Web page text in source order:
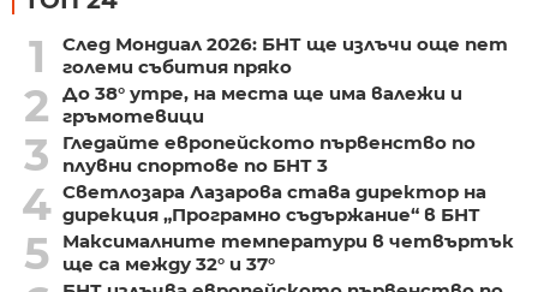
1
След Мондиал 2026: БНТ ще излъчи още пет
големи събития пряко
2
До 38° утре, на места ще има валежи и
гръмотевици
3
Гледайте европейското първенство по
плувни спортове по БНТ 3
4 Светлозара Лазарова става директор на
дирекция „Програмно съдържание“ в БНТ
5
Максималните температури в четвъртък
ще са между 32° и 37°